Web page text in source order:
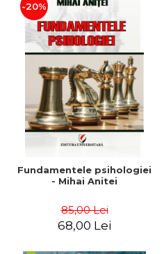
-20%
Fundamentele psihologiei
- Mihai Anitei
85,00 Lei
68,00 Lei